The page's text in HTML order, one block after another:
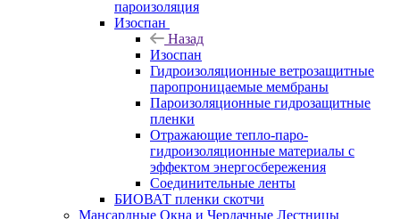
пароизоляция
Изоспан
Назад
Изоспан
Гидроизоляционные ветрозащитные
паропроницаемые мембраны
Пароизоляционные гидрозащитные
пленки
Отражающие тепло-паро-
гидроизоляционные материалы с
эффектом энергосбережения
Соединительные ленты
БИОВАТ пленки скотчи
Мансардные Окна и Чердачные Лестницы